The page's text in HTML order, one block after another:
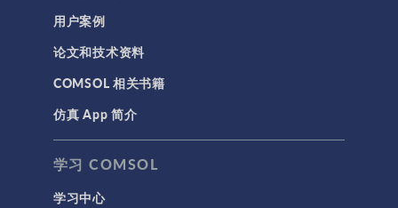
用户案例
论文和技术资料
COMSOL 相关书籍
仿真 App 简介
学习 COMSOL
学习中心